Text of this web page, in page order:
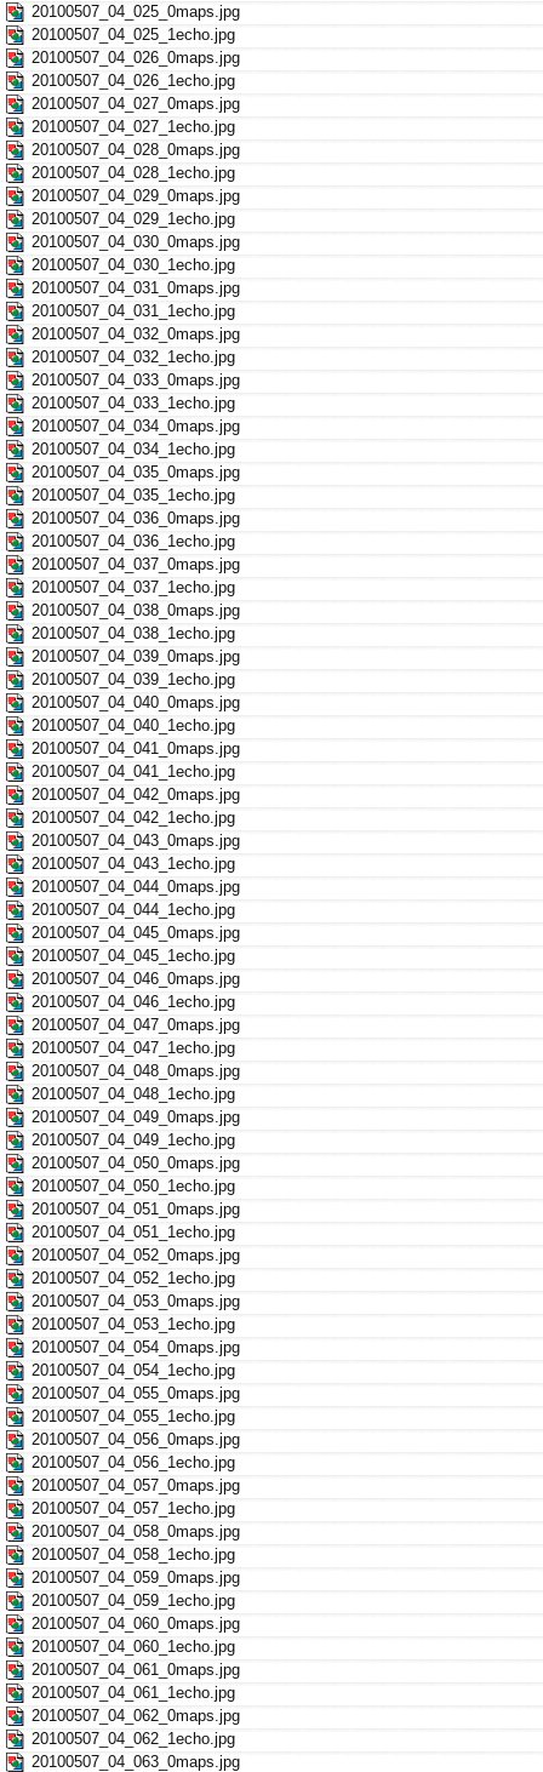
20100507_04_025_0maps.jpg
20100507_04_025_1echo.jpg
20100507_04_026_0maps.jpg
20100507_04_026_1echo.jpg
20100507_04_027_0maps.jpg
20100507_04_027_1echo.jpg
20100507_04_028_0maps.jpg
20100507_04_028_1echo.jpg
20100507_04_029_0maps.jpg
20100507_04_029_1echo.jpg
20100507_04_030_0maps.jpg
20100507_04_030_1echo.jpg
20100507_04_031_0maps.jpg
20100507_04_031_1echo.jpg
20100507_04_032_0maps.jpg
20100507_04_032_1echo.jpg
20100507_04_033_0maps.jpg
20100507_04_033_1echo.jpg
20100507_04_034_0maps.jpg
20100507_04_034_1echo.jpg
20100507_04_035_0maps.jpg
20100507_04_035_1echo.jpg
20100507_04_036_0maps.jpg
20100507_04_036_1echo.jpg
20100507_04_037_0maps.jpg
20100507_04_037_1echo.jpg
20100507_04_038_0maps.jpg
20100507_04_038_1echo.jpg
20100507_04_039_0maps.jpg
20100507_04_039_1echo.jpg
20100507_04_040_0maps.jpg
20100507_04_040_1echo.jpg
20100507_04_041_0maps.jpg
20100507_04_041_1echo.jpg
20100507_04_042_0maps.jpg
20100507_04_042_1echo.jpg
20100507_04_043_0maps.jpg
20100507_04_043_1echo.jpg
20100507_04_044_0maps.jpg
20100507_04_044_1echo.jpg
20100507_04_045_0maps.jpg
20100507_04_045_1echo.jpg
20100507_04_046_0maps.jpg
20100507_04_046_1echo.jpg
20100507_04_047_0maps.jpg
20100507_04_047_1echo.jpg
20100507_04_048_0maps.jpg
20100507_04_048_1echo.jpg
20100507_04_049_0maps.jpg
20100507_04_049_1echo.jpg
20100507_04_050_0maps.jpg
20100507_04_050_1echo.jpg
20100507_04_051_0maps.jpg
20100507_04_051_1echo.jpg
20100507_04_052_0maps.jpg
20100507_04_052_1echo.jpg
20100507_04_053_0maps.jpg
20100507_04_053_1echo.jpg
20100507_04_054_0maps.jpg
20100507_04_054_1echo.jpg
20100507_04_055_0maps.jpg
20100507_04_055_1echo.jpg
20100507_04_056_0maps.jpg
20100507_04_056_1echo.jpg
20100507_04_057_0maps.jpg
20100507_04_057_1echo.jpg
20100507_04_058_0maps.jpg
20100507_04_058_1echo.jpg
20100507_04_059_0maps.jpg
20100507_04_059_1echo.jpg
20100507_04_060_0maps.jpg
20100507_04_060_1echo.jpg
20100507_04_061_0maps.jpg
20100507_04_061_1echo.jpg
20100507_04_062_0maps.jpg
20100507_04_062_1echo.jpg
20100507_04_063_0maps.jpg